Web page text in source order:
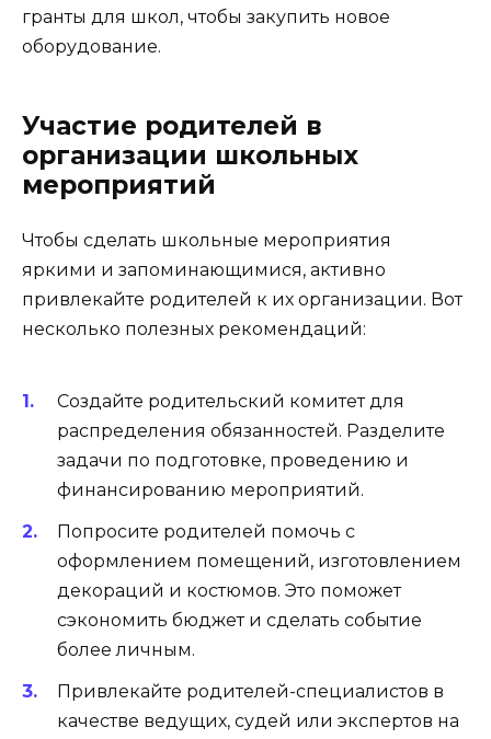
гранты для школ, чтобы закупить новое
оборудование.
Участие родителей в
организации школьных
мероприятий
Чтобы сделать школьные мероприятия
яркими и запоминающимися, активно
привлекайте родителей к их организации. Вот
несколько полезных рекомендаций:
Создайте родительский комитет для
распределения обязанностей. Разделите
задачи по подготовке, проведению и
финансированию мероприятий.
Попросите родителей помочь с
оформлением помещений, изготовлением
декораций и костюмов. Это поможет
сэкономить бюджет и сделать событие
более личным.
Привлекайте родителей-специалистов в
качестве ведущих, судей или экспертов на